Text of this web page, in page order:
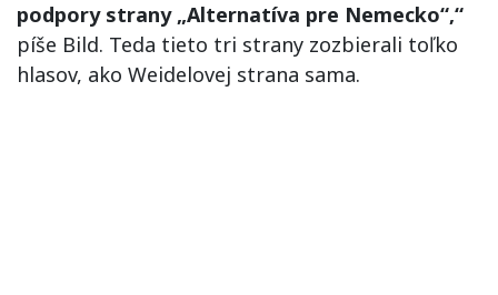
podpory strany „Alternatíva pre Nemecko“,“
píše Bild. Teda tieto tri strany zozbierali toľko
hlasov, ako Weidelovej strana sama.